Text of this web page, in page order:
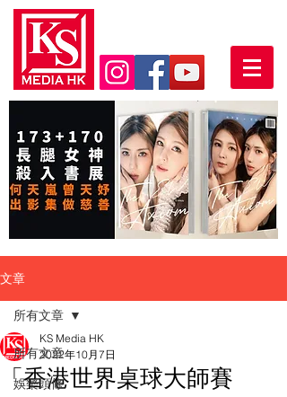
文章
所有文章
娛樂頭條
所有文章
「香港世界桌球大師賽
KS Media HK
2022年10月7日